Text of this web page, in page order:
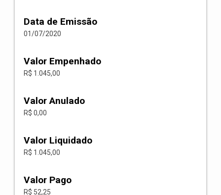
Data de Emissão
01/07/2020
Valor Empenhado
R$ 1.045,00
Valor Anulado
R$ 0,00
Valor Liquidado
R$ 1.045,00
Valor Pago
R$ 52,25